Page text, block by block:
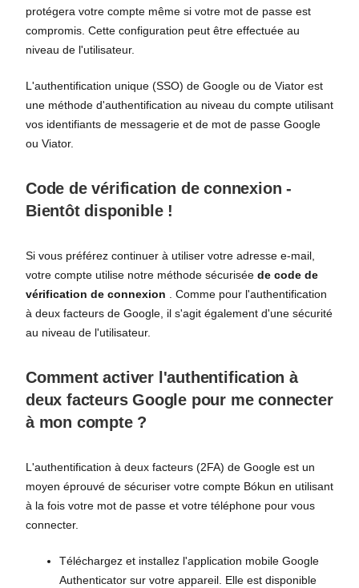
protégera votre compte même si votre mot de passe est
compromis. Cette configuration peut être effectuée au
niveau de l'utilisateur.
L'authentification unique (SSO) de Google ou de Viator est
une méthode d'authentification au niveau du compte utilisant
vos identifiants de messagerie et de mot de passe Google
ou Viator.
Code de vérification de connexion -
Bientôt disponible !
Si vous préférez continuer à utiliser votre adresse e-mail,
votre compte utilise notre méthode sécurisée de code de
vérification de connexion . Comme pour l'authentification
à deux facteurs de Google, il s'agit également d'une sécurité
au niveau de l'utilisateur.
Comment activer l'authentification à
deux facteurs Google pour me connecter
à mon compte ?
L'authentification à deux facteurs (2FA) de Google est un
moyen éprouvé de sécuriser votre compte Bókun en utilisant
à la fois votre mot de passe et votre téléphone pour vous
connecter.
Téléchargez et installez l'application mobile Google
Authenticator sur votre appareil. Elle est disponible